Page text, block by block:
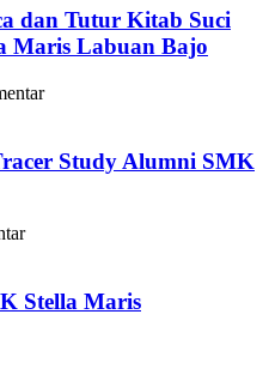
dan Tutur Kitab Suci
Maris Labuan Bajo
Study Alumni SMK
Stella Maris